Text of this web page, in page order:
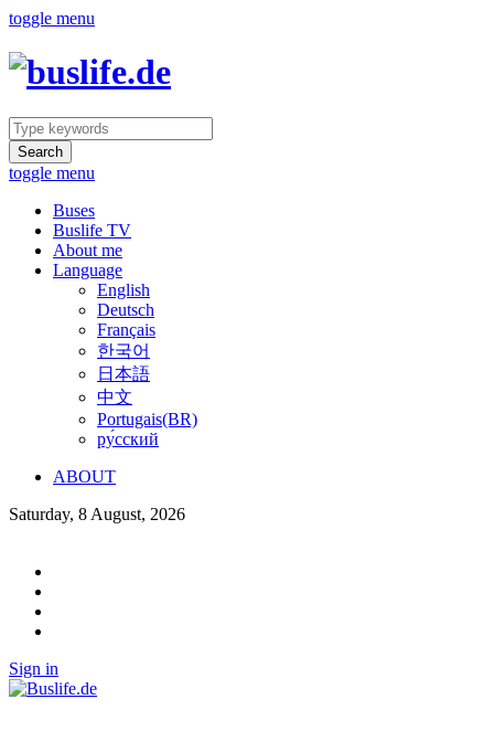
toggle menu
Search
toggle menu
Buses
Buslife TV
About me
Language
English
Deutsch
Français
한국어
日本語
中文
Portugais(BR)
ру́сский
ABOUT
Saturday, 8 August, 2026
Sign in